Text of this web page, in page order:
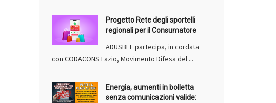
Progetto Rete degli sportelli
regionali per il Consumatore
ADUSBEF partecipa, in cordata
con CODACONS Lazio, Movimento Difesa del ...
Energia, aumenti in bolletta
senza comunicazioni valide: